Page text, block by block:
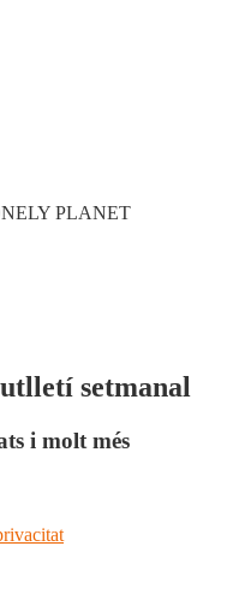
PLANET
setmanal
i molt més